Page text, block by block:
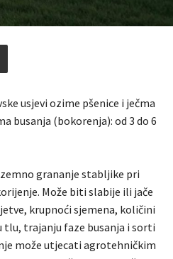
usjevi ozime pšenice i ječma
busanja (bokorenja): od 3 do 6
grananje stabljike pri
Može biti slabije ili jače
krupnoći sjemena, količini
trajanju faze busanja i sorti
može utjecati agrotehničkim